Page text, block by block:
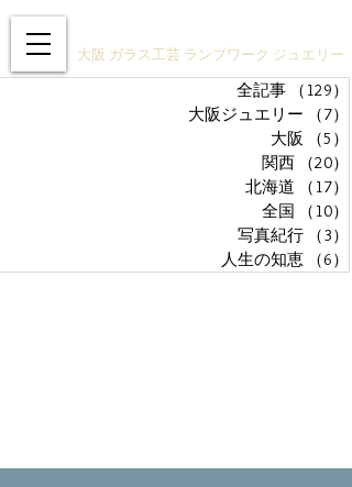
大阪 ガラス工芸 ランプワーク ジュエリー
全記事 （129）
大阪ジュエリー
（7）
大阪
（5）
関西
（20）
北海道
（17）
全国
（10）
写真紀行
（3）
人生の知恵
（6）